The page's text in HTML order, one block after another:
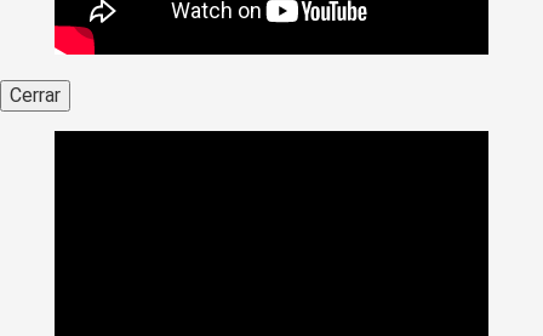
Cerrar